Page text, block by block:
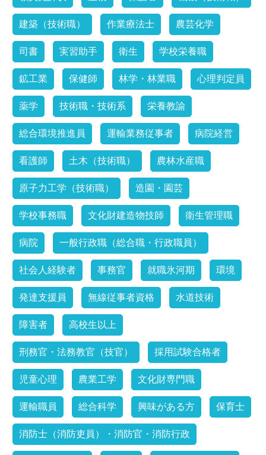
建築（技術職） 作業療法士 農芸化学
司書 実習助手 衛生 学校栄養職
鉱工業 保健師 林学・林業職 心理判定員
薬学 技術職・技術系 栄養教諭
総合環境推進員 運輸業務従事者 病院経営
看護師 土木（技術職） 農林水産職
原子力工学（技術職） 造園・園芸
学校事務職 文化財建造物技師 衛生管理職
病院 一般行政職（総合職・行政職員）
社会人経験者 事務官 就職氷河期 環境
発達支援員 無線従事者資格 水道技術
障害者 高校生以上
刑務官・法務教官（技官） 採用試験合格者
児童心理 農業工学 文化財専門職
運輸職員 総合科学 興味がある方 保育士
消防士（消防吏員）・消防官・消防行政